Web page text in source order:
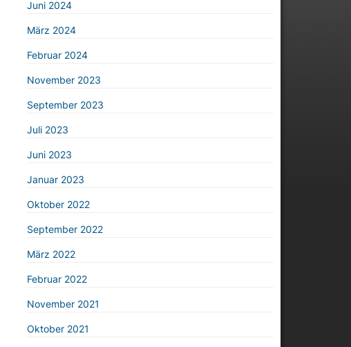
Juni 2024
März 2024
Februar 2024
November 2023
September 2023
Juli 2023
Juni 2023
Januar 2023
Oktober 2022
September 2022
März 2022
Februar 2022
November 2021
Oktober 2021